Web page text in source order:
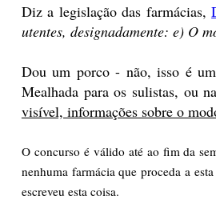
Diz a legislação das farmácias,
utentes, designadamente: e) O
Dou um porco - não, isso é
Mealhada para os sulistas, ou
visível, informações sobre o
O concurso é válido até ao fim da
nenhuma farmácia que proceda a
escreveu esta coisa.